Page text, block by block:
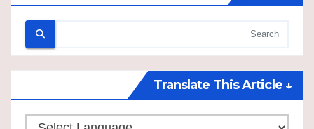
↓ Translate This Article